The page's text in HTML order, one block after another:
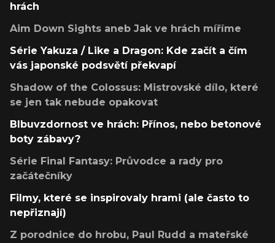
hrách
Aim Down Sights aneb Jak ve hrách míříme
Série Yakuza / Like a Dragon: Kde začít a čím
vás japonské podsvětí překvapí
Shadow of the Colossus: Mistrovské dílo, které
se jen tak nebude opakovat
Blbuvzdornost ve hrách: Přínos, nebo betonové
boty zábavy?
Série Final Fantasy: Průvodce a rady pro
začátečníky
Filmy, které se inspirovaly hrami (ale často to
nepřiznají)
Z porodnice do hrobu, Paul Rudd a mateřské